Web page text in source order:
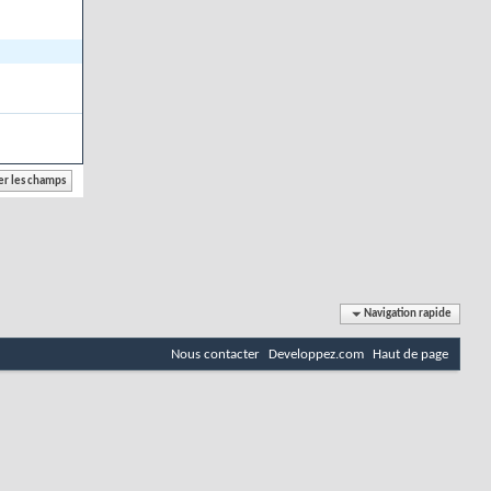
Navigation rapide
Nous contacter Developpez.com Haut de page